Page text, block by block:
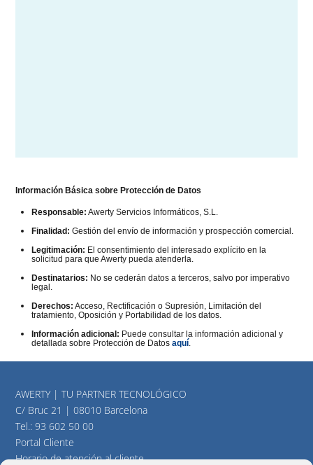
Información Básica sobre Protección de Datos
Responsable: Awerty Servicios Informáticos, S.L.
Finalidad: Gestión del envío de información y prospección comercial.
Legitimación: El consentimiento del interesado explícito en la
solicitud para que Awerty pueda atenderla.
Destinatarios: No se cederán datos a terceros, salvo por imperativo
legal.
Derechos: Acceso, Rectificación o Supresión, Limitación del
tratamiento, Oposición y Portabilidad de los datos.
Información adicional: Puede consultar la información adicional y
detallada sobre Protección de Datos aquí.
AWERTY | TU PARTNER TECNOLÓGICO
C/ Bruc 21 | 08010 Barcelona
Tel.:93 602 50 00
Portal Cliente
Horario de atención al cliente